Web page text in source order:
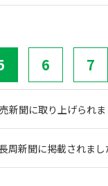
6 7
新聞に取り上げられま
周新聞に掲載されまし